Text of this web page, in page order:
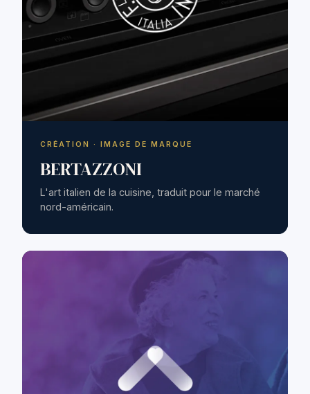
CRÉATION · IMAGE DE MARQUE
BERTAZZONI
L'art italien de la cuisine, traduit pour le marché
nord-américain.